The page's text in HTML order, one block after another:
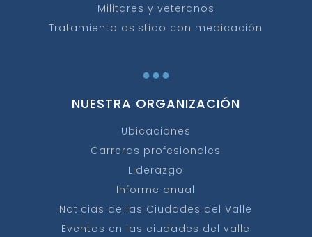
Militares y veteranos
Tratamiento asistido con medicación
...
NUESTRA ORGANIZACIÓN
Ubicaciones
Carreras profesionales
Liderazgo
Informe anual
Noticias de las Ciudades del Valle
Eventos en las ciudades del valle